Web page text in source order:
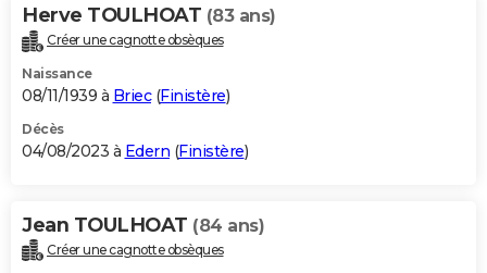
Herve TOULHOAT (83 ans)
Créer une cagnotte obsèques
Naissance
08/11/1939 à Briec(Finistère)
Décès
04/08/2023 à Edern (Finistère)
Jean TOULHOAT (84 ans)
Créer une cagnotte obsèques